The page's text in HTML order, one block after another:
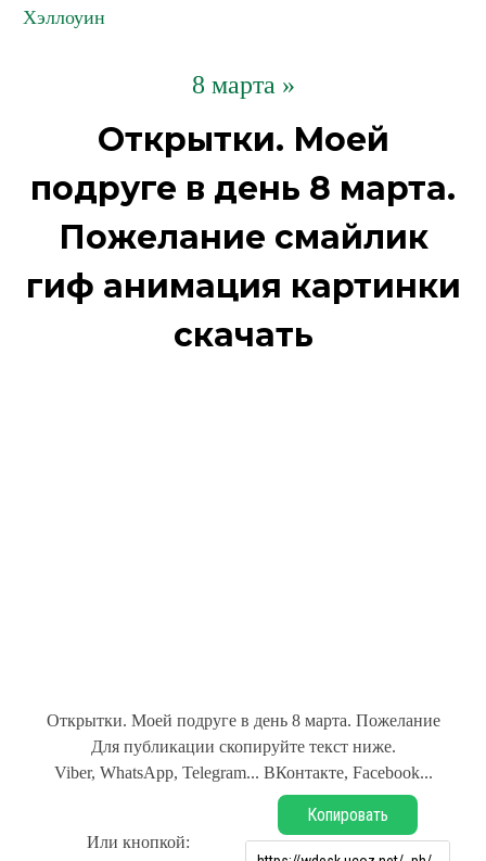
Хэллоуин
8 марта »
Открытки. Моей
подруге в день 8 марта.
Пожелание смайлик
гиф анимация картинки
скачать
Открытки. Моей подруге в день 8 марта. Пожелание
Для публикации скопируйте текст ниже.
Viber, WhatsApp, Telegram... ВКонтакте, Facebook...
Или кнопкой:
Копировать